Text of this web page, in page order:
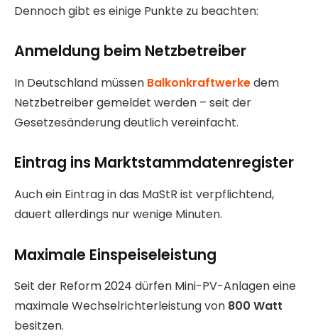
Dennoch gibt es einige Punkte zu beachten:
Anmeldung beim Netzbetreiber
In Deutschland müssen Balkonkraftwerkedem
Netzbetreiber gemeldet werden – seit der
Gesetzesänderung deutlich vereinfacht.
Eintrag ins Marktstammdatenregister
Auch ein Eintrag in das MaStR ist verpflichtend,
dauert allerdings nur wenige Minuten.
Maximale Einspeiseleistung
Seit der Reform 2024 dürfen Mini-PV-Anlagen eine
maximale Wechselrichterleistung von 800 Watt
besitzen.